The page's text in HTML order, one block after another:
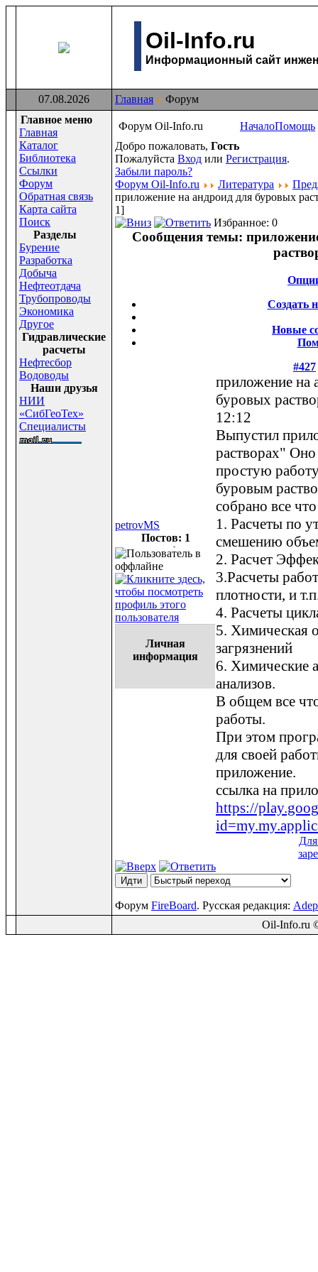
Oil-Info.ru
Информационный сайт
07.08.2026 Главная
Форум
Главное меню
Главная
Каталог
Библиотека
Ссылки
Форум
Обратная связь
Карта сайта
Поиск
Раздeлы
Бурение
Разработка
Добыча
Нефтеотдача
Трубопроводы
Экономика
Другое
Гидравлические
расчеты
Нефтесбор
Водоводы
Наши друзья
НИИ
«СибГеоТех»
Специалисты
Форум Oil-Info.ru НачалоПомощь
Добро пожаловать, Гость
Пожалуйста Вход или Регистрация.
Забыли пароль?
Форум Oil-Info.ru
Литература
приложение на андроид для буровых
1]
Избранное: 0
Сообщения темы:
Создать
Новые
#427
petrovMS
Постов: 1
Личная
информация
приложение на
буровых
12:12
Выпустил
растворах" Оно
простую
буровым
собрано все
1. Расчеты по
смешению
2. Расчет
3.Расчеты
плотности, и
4. Расчеты
5. Химическая
загрязнений
6. Химические
анализов.
В общем все
работы.
При этом
для своей
приложение.
ссылка на
https://
Форум FireBoard. Русская редакция:
Oil-Info.ru